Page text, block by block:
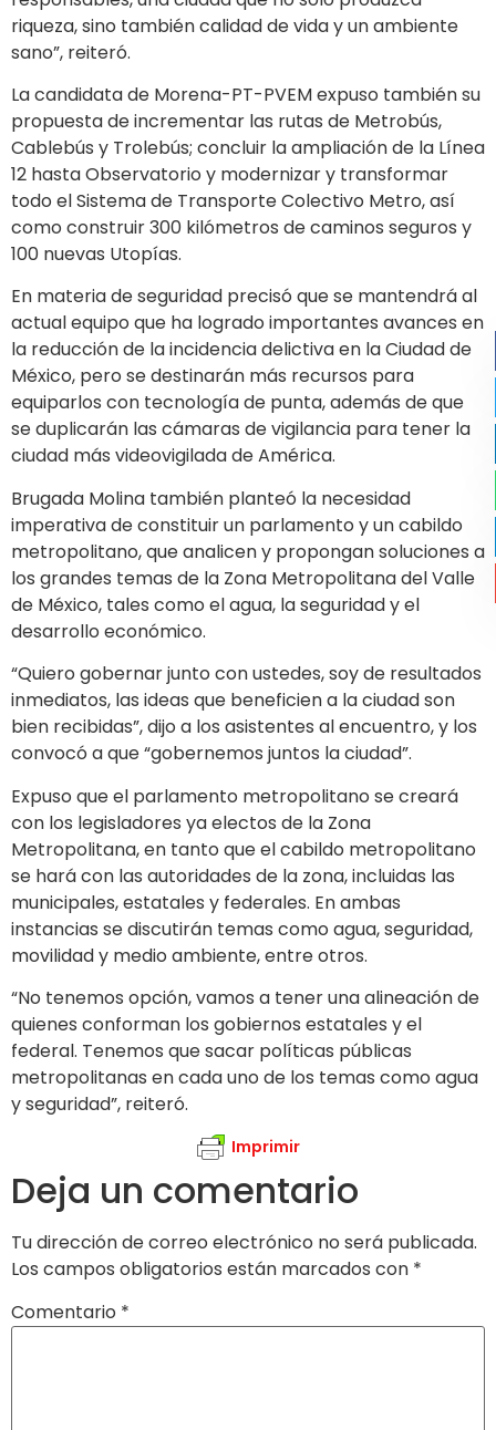
riqueza, sino también calidad de vida y un ambiente
sano”, reiteró.
La candidata de Morena-PT-PVEM expuso también su
propuesta de incrementar las rutas de Metrobús,
Cablebús y Trolebús; concluir la ampliación de la Línea
12 hasta Observatorio y modernizar y transformar
todo el Sistema de Transporte Colectivo Metro, así
como construir 300 kilómetros de caminos seguros y
100 nuevas Utopías.
En materia de seguridad precisó que se mantendrá al
actual equipo que ha logrado importantes avances en
la reducción de la incidencia delictiva en la Ciudad de
México, pero se destinarán más recursos para
equiparlos con tecnología de punta, además de que
se duplicarán las cámaras de vigilancia para tener la
ciudad más videovigilada de América.
Brugada Molina también planteó la necesidad
imperativa de constituir un parlamento y un cabildo
metropolitano, que analicen y propongan soluciones a
los grandes temas de la Zona Metropolitana del Valle
de México, tales como el agua, la seguridad y el
desarrollo económico.
“Quiero gobernar junto con ustedes, soy de resultados
inmediatos, las ideas que beneficien a la ciudad son
bien recibidas”, dijo a los asistentes al encuentro, y los
convocó a que “gobernemos juntos la ciudad”.
Expuso que el parlamento metropolitano se creará
con los legisladores ya electos de la Zona
Metropolitana, en tanto que el cabildo metropolitano
se hará con las autoridades de la zona, incluidas las
municipales, estatales y federales. En ambas
instancias se discutirán temas como agua, seguridad,
movilidad y medio ambiente, entre otros.
“No tenemos opción, vamos a tener una alineación de
quienes conforman los gobiernos estatales y el
federal. Tenemos que sacar políticas públicas
metropolitanas en cada uno de los temas como agua
y seguridad”, reiteró.
Imprimir
Deja un comentario
Tu dirección de correo electrónico no será publicada.
Los campos obligatorios están marcados con *
Comentario *